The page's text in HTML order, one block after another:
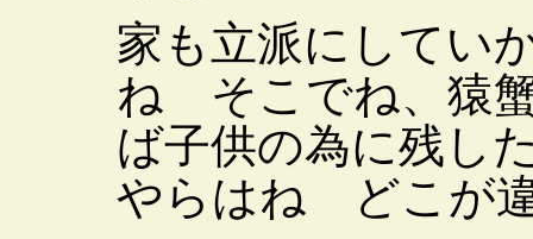
家も立派にして
ね そこでね、猿
ば子供の為に残し
やらはね どこが